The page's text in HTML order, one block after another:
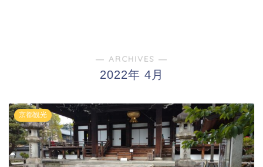
― ARCHIVES ―
2022年 4月
京都観光